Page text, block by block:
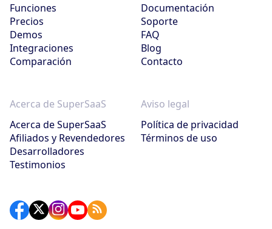
Funciones
Precios
Demos
Integraciones
Comparación
Documentación
Soporte
FAQ
Blog
Contacto
Acerca de SuperSaaS
Acerca de SuperSaaS
Afiliados y Revendedores
Desarrolladores
Testimonios
Aviso legal
Política de privacidad
Términos de uso